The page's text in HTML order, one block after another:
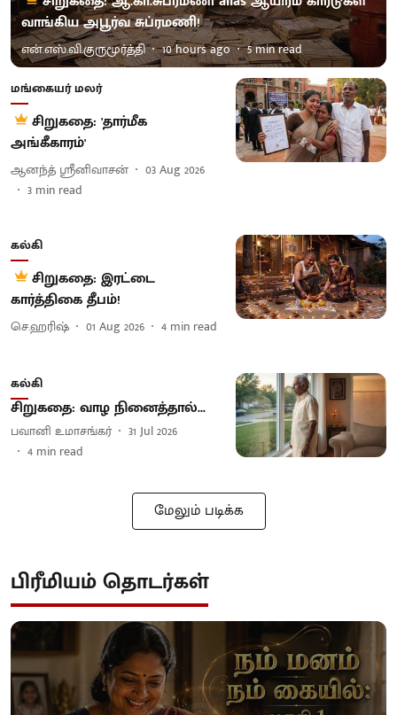
வாங்கிய அபூர்வ சுப்ரமணி!
என்.எஸ்.வி.குருமூர்த்தி 10 hours ago 5min read
மங்கையர் மலர்
சிறுகதை: 'தார்மீக
அங்கீகாரம்'
ஆனந்த் ஸ்ரீனிவாசன்
03 Aug 2026
3 min read
கல்கி
சிறுகதை: இரட்டை
கார்த்திகை தீபம்!
செ.ஹரிஷ் 01 Aug 2026 4 min read
கல்கி
சிறுகதை: வாழ நினைத்தால்...
பவானி உமாசங்கர்
31 Jul 2026
4 min read
மேலும் படிக்க
பிரீமியம் தொடர்கள்